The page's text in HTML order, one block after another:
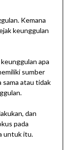
Kemana
keunggulan
apa
sumber
sama atau tidak
dan
pada
untuk itu.